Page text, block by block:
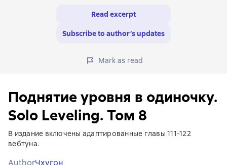
Read excerpt
Subscribe to author’s updates
Mark as read
Поднятие уровня в одиночку.
Solo Leveling. Том 8
В издание включены адаптированные главы 111-122
вебтуна.
AuthorЧхугон